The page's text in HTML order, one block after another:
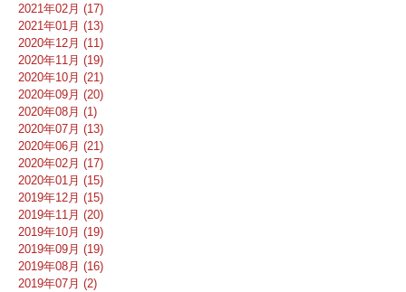
2021年02月 (17)
2021年01月 (13)
2020年12月 (11)
2020年11月 (19)
2020年10月 (21)
2020年09月 (20)
2020年08月 (1)
2020年07月 (13)
2020年06月 (21)
2020年02月 (17)
2020年01月 (15)
2019年12月 (15)
2019年11月 (20)
2019年10月 (19)
2019年09月 (19)
2019年08月 (16)
2019年07月 (2)